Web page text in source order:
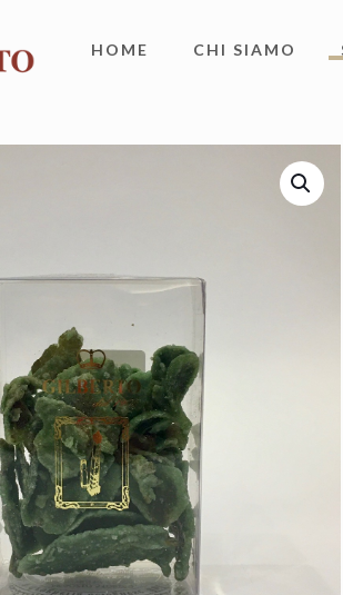
HOME CHI SIAMO